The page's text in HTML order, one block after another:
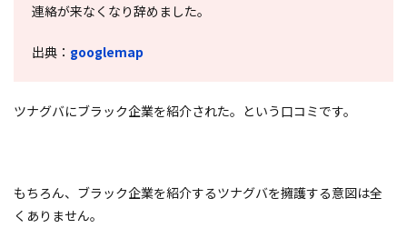
連絡が来なくなり辞めました。
出典： googlemap
ツナグバにブラック企業を紹介された。という口コミです。
もちろん、ブラック企業を紹介するツナグバを擁護する意図は全
くありません。